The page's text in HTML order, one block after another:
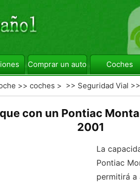
Comprar un automóvil Coches
>> coches > >> Seguridad Vial >>
con un Pontiac
2001
La
Pontiac
permitirá a